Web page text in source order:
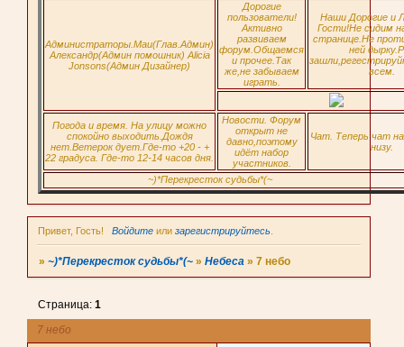
Администраторы.Маи(Глав.Админ)
Александр(Админ помошник) Alicia
Jonsons(Админ Дизайнер)
Дорогие
пользователи!
Активно
развиваем
форум.Общаемся
и прочее.Так
же,не забываем
играть.
Наши Дорогие и
Гости!Не сидим
странице.Не
ней
всем.
Погода и время. На улицу можно
спокойно выходить.Дождя
нет.Ветерок дует.Где-то +20 - +
22 градуса. Где-то 12-14 часов дня.
Новости. Форум
открыт не
давно,поэтому
идёт набор
участников.
Чат. Теперь чат
низу.
~)*Перекресток судьбы*(~
Привет, Гость! Войдитеили зарегистрируйтесь
»~)*Перекресток судьбы*(~ »Небеса »7 небо
7 небо
Страница:1